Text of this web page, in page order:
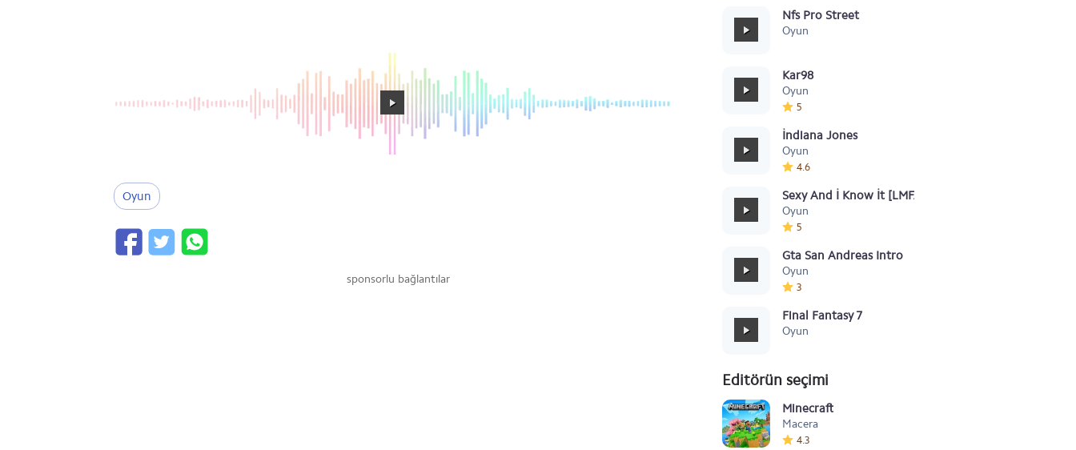
Oyun
sponsorlu bağlantılar
Nfs Pro Street
Oyun
Kar98
Oyun
5
İndiana Jones
Oyun
4.6
Sexy And İ Know İt [LMFAO]
Oyun
5
Gta San Andreas Intro
Oyun
3
Final Fantasy 7
Oyun
Editörün seçimi
Minecraft
Macera
4.3